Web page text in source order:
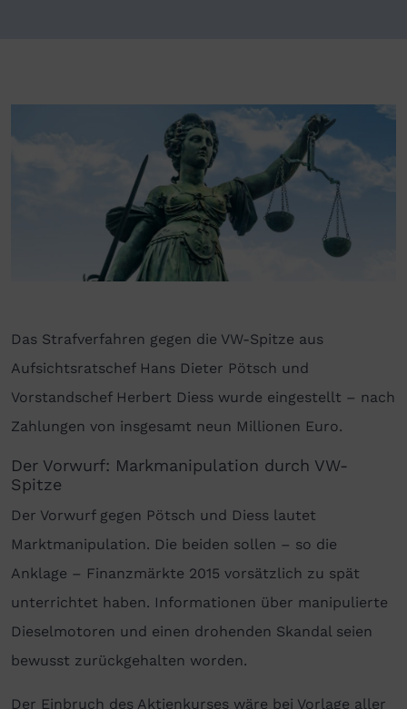
Das Strafverfahren gegen die VW-Spitze aus
Aufsichtsratschef Hans Dieter Pötsch und
Vorstandschef Herbert Diess wurde eingestellt – nach
Zahlungen von insgesamt neun Millionen Euro.
Der Vorwurf: Markmanipulation durch VW-
Spitze
Der Vorwurf gegen Pötsch und Diess lautet
Marktmanipulation. Die beiden sollen – so die
Anklage – Finanzmärkte 2015 vorsätzlich zu spät
unterrichtet haben. Informationen über manipulierte
Dieselmotoren und einen drohenden Skandal seien
bewusst zurückgehalten worden.
Der Einbruch des Aktienkurses wäre bei Vorlage aller